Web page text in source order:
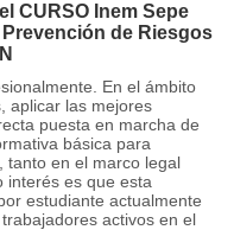
CURSO Inem Sepe
de Riesgos
En el ámbito
aplicar las mejores
puesta en marcha de
básica para
tanto en el marco legal
interés es que esta
estudiante actualmente
activos en el